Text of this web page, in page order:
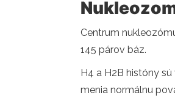
Centrum
145 párov báz.
H4 a H2B históny
menia normálnu